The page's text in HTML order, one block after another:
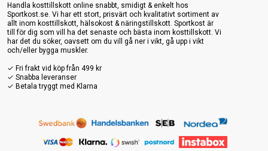
Handla kosttillskott online snabbt, smidigt & enkelt hos
Sportkost.se. Vi har ett stort, prisvärt och kvalitativt sortiment av
allt inom kosttillskott, hälsokost & näringstillskott. Sportkost är
till för dig som vill ha det senaste och bästa inom kosttillskott. Vi
har det du söker, oavsett om du vill gå ner i vikt, gå upp i vikt
och/eller bygga muskler.
✓ Fri frakt vid köp från 499 kr
✓ Snabba leveranser
✓ Betala tryggt med Klarna